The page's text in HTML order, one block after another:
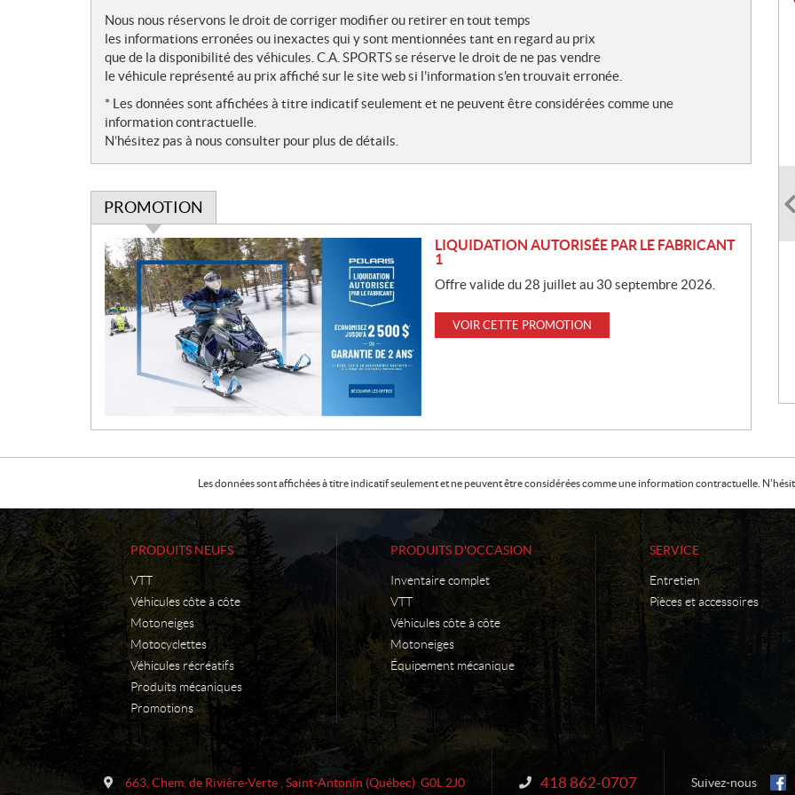
Nous nous réservons le droit de corriger modifier ou retirer en tout temps
les informations erronées ou inexactes qui y sont mentionnées tant en regard au prix
que de la disponibilité des véhicules. C.A. SPORTS se réserve le droit de ne pas vendre
le véhicule représenté au prix affiché sur le site web si l'information s'en trouvait erronée.
* Les données sont affichées à titre indicatif seulement et ne peuvent être considérées comme une
information contractuelle.
N’hésitez pas à nous consulter pour plus de détails.
PROMOTION
P
r
o
m
o
LIQUIDATION AUTORISÉE PAR LE FABRICANT
1
Offre valide du 28 juillet au 30 septembre 2026.
VOIR CETTE PROMOTION
Les données sont affichées à titre indicatif seulement et ne peuvent être considérées comme une information contractuelle.
PRODUITS NEUFS
VTT
Véhicules côte à côte
Motoneiges
Motocyclettes
Véhicules récréatifs
Produits mécaniques
Promotions
PRODUITS D'OCCASION
Inventaire complet
VTT
Véhicules côte à côte
Motoneiges
Équipement mécanique
SERVICE
Entretien
Pièces et accessoires
663, Chem. de Rivière-Verte,Saint-Antonin (Québec) G0L 2J0 Information :
418 862-0707 Suivez-nous